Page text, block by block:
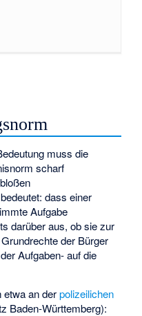
muss die
scharf
dass einer
Aufgabe
darüber aus, ob sie zur
der Bürger
Aufgaben- auf die
etwa an derpolizeilichen
Baden-Württemberg):